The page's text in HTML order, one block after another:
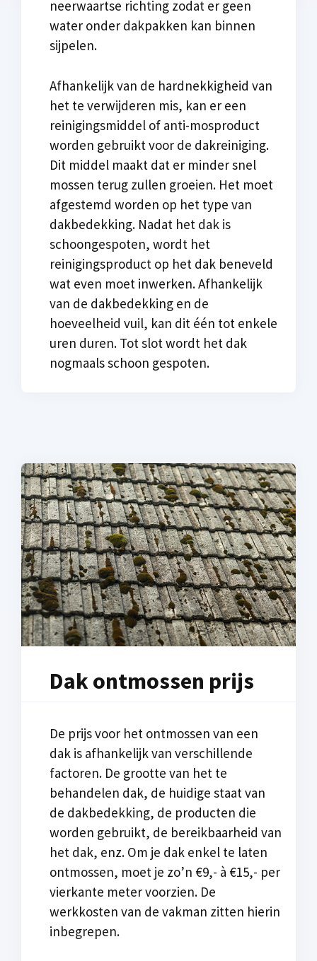
neerwaartse richting zodat er geen
water onder dakpakken kan binnen
sijpelen.
Afhankelijk van de hardnekkigheid van
het te verwijderen mis, kan er een
reinigingsmiddel of anti-mosproduct
worden gebruikt voor de dakreiniging.
Dit middel maakt dat er minder snel
mossen terug zullen groeien. Het moet
afgestemd worden op het type van
dakbedekking. Nadat het dak is
schoongespoten, wordt het
reinigingsproduct op het dak beneveld
wat even moet inwerken. Afhankelijk
van de dakbedekking en de
hoeveelheid vuil, kan dit één tot enkele
uren duren. Tot slot wordt het dak
nogmaals schoon gespoten.
Dak ontmossen prijs
De prijs voor het ontmossen van een
dak is afhankelijk van verschillende
factoren. De grootte van het te
behandelen dak, de huidige staat van
de dakbedekking, de producten die
worden gebruikt, de bereikbaarheid van
het dak, enz. Om je dak enkel te laten
ontmossen, moet je zo’n €9,- à €15,- per
vierkante meter voorzien. De
werkkosten van de vakman zitten hierin
inbegrepen.